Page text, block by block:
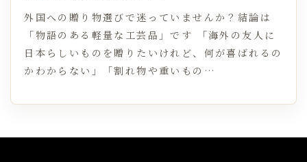
外国への贈り物選びで迷っていませんか？結論は
「物語のある軽量な工芸品」です 「海外の友人に
日本らしいものを贈りたいけれど、何が喜ばれるの
かわからない」「割れ物や重いもの…